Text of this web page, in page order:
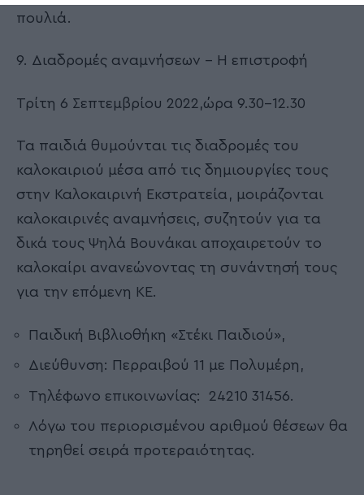
πουλιά.
9. Διαδρομές αναμνήσεων – Η επιστροφή
Τρίτη 6 Σεπτεμβρίου 2022,ώρα 9.30-12.30
Τα παιδιά θυμούνται τις διαδρομές του
καλοκαιριού μέσα από τις δημιουργίες τους
στην Καλοκαιρινή Εκστρατεία, μοιράζονται
καλοκαιρινές αναμνήσεις, συζητούν για τα
δικά τους Ψηλά Βουνάκαι αποχαιρετούν το
καλοκαίρι ανανεώνοντας τη συνάντησή τους
για την επόμενη ΚΕ.
Παιδική Βιβλιοθήκη «Στέκι Παιδιού»,
Διεύθυνση: Περραιβού 11 με Πολυμέρη,
Τηλέφωνο επικοινωνίας: 24210 31456.
Λόγω του περιορισμένου αριθμού θέσεων θα
τηρηθεί σειρά προτεραιότητας.